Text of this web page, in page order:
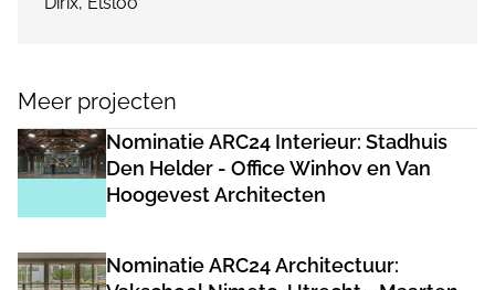
Meer projecten
Nominatie ARC24 Interieur: Stadhuis
Den Helder - Office Winhov en Van
Hoogevest Architecten
Nominatie ARC24 Architectuur: